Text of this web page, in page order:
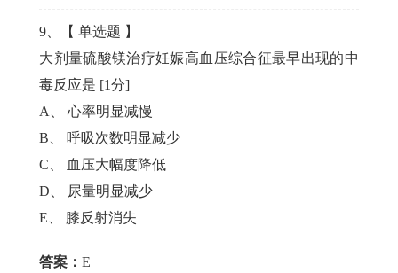
9 、【单选题 】
大剂量硫酸镁治疗妊娠高血压综合征最早出现的中
毒反应是 [1分]
A
、心率明显减慢
B
呼吸次数明显减少
C
血压大幅度降低
D
尿量明显减少
E
膝反射消失
答案：E